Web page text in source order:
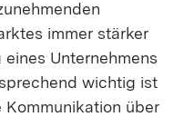
immer stärker
Unternehmens
wichtig ist
über